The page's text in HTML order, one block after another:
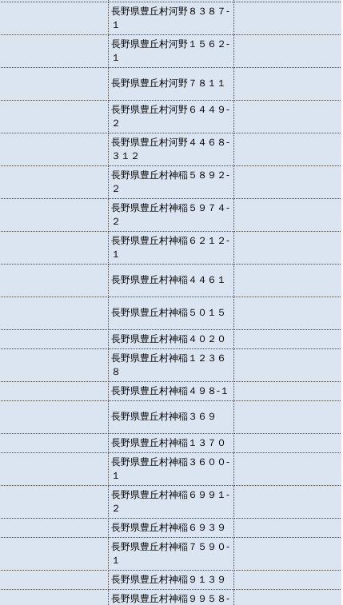
長野県豊丘村河野８３８７-
１
長野県豊丘村河野１５６２-
１
長野県豊丘村河野７８１１
長野県豊丘村河野６４４９-
２
長野県豊丘村河野４４６８-
３１２
長野県豊丘村神稲５８９２-
２
長野県豊丘村神稲５９７４-
２
長野県豊丘村神稲６２１２-
１
長野県豊丘村神稲４４６１
長野県豊丘村神稲５０１５
長野県豊丘村神稲４０２０
長野県豊丘村神稲１２３６
８
長野県豊丘村神稲４９８-１
長野県豊丘村神稲３６９
長野県豊丘村神稲１３７０
長野県豊丘村神稲３６００-
１
長野県豊丘村神稲６９９１-
２
長野県豊丘村神稲６９３９
長野県豊丘村神稲７５９０-
１
長野県豊丘村神稲９１３９
長野県豊丘村神稲９９５８-